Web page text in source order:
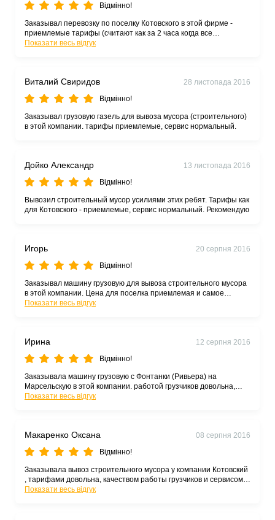
Відмінно!
Заказывал перевозку по поселку Котовского в этой фирме -
приемлемые тарифы (считают как за 2 часа когда все
остальные перевозчики поселок Котовского дискриминируют и
Показати весь відгук
Виталий Свиридов
28 листопада 2016
Відмінно!
Заказывал грузовую газель для вывоза мусора (строительного)
в этой компании. тарифы приемлемые, сервис нормальный.
Дойко Александр
13 листопада 2016
Відмінно!
Вывозил строительный мусор усилиями этих ребят. Тарифы как
для Котовского - приемлемые, сервис нормальный. Рекомендую
Игорь
20 серпня 2016
Відмінно!
Заказывал машину грузовую для вывоза строительного мусора
в этой компании. Цена для поселка приемлемая и самое
главное, что вывозят на свалку, а то был заказал раньше
гемор был для меня создан
Показати весь відгук
Ирина
12 серпня 2016
Відмінно!
Заказывала машину грузовую с Фонтанки (Ривьера) на
Марсельскую в этой компании. работой грузчиков довольна,
машина приехала вовремя. В целом не плохо рекомендую
Показати весь відгук
Макаренко Оксана
08 серпня 2016
Відмінно!
Заказывала вывоз строительного мусора у компании Котовский
, тарифами довольна, качеством работы грузчиков и сервисом
компании также. Спасибо.
Показати весь відгук